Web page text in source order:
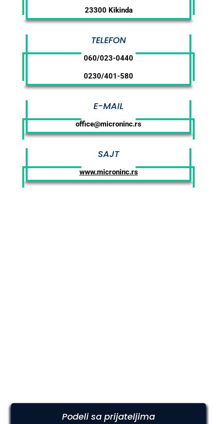
23300 Kikinda
TELEFON
060/023-0440
0230/401-580
E-MAIL
office@microninc.rs
SAJT
www.microninc.rs
Podeli sa prijateljima